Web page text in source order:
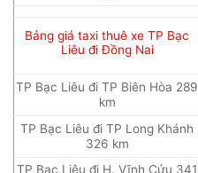
Bảng giá taxi thuê xe TP Bạc
Liêu đi Đồng Nai
TP Bạc Liêu đi TP Biên Hòa 289
km
TP Bạc Liêu đi TP Long Khánh
326 km
TP Bạc Liêu đi H. Vĩnh Cửu 341